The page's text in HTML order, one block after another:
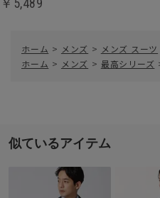
￥5,489
ホーム > メンズ > メンズ スーツ
ホーム > メンズ > 最高シリーズ